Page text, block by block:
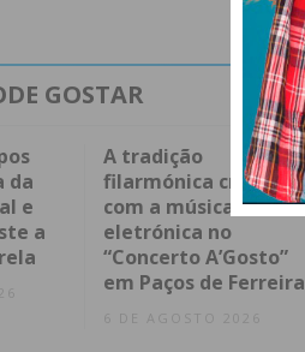
GOSTAR
da
e
a
A tradição
filarmónica cruza-se
com a música
eletrónica no
“Concerto A’Gosto”
em Paços de Ferreira
6 DE AGOSTO 2026